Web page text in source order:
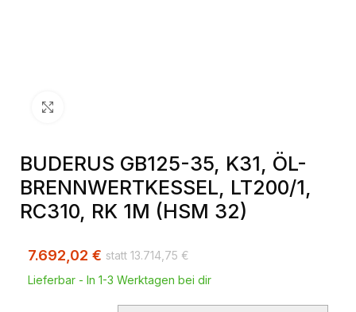
BUDERUS GB125-35, K31, ÖL-
BRENNWERTKESSEL, LT200/1,
RC310, RK 1M (HSM 32)
13.714,75 €
7.692,02 €
Lieferbar - In 1-3 Werktagen bei dir